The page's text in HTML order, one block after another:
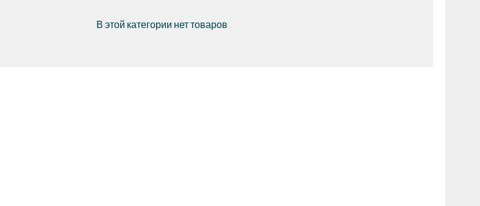
В этой категории нет товаров